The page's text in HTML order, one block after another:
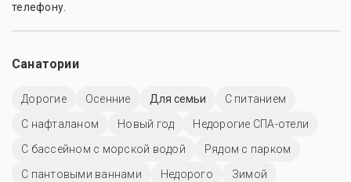
телефону.
Санатории
Дорогие Осенние Для семьи
С питанием
С нафталаном
Новый год
Недорогие СПА-отели
С бассейном с морской водой
Рядом с парком
С пантовыми ваннами
Недорого
Зимой